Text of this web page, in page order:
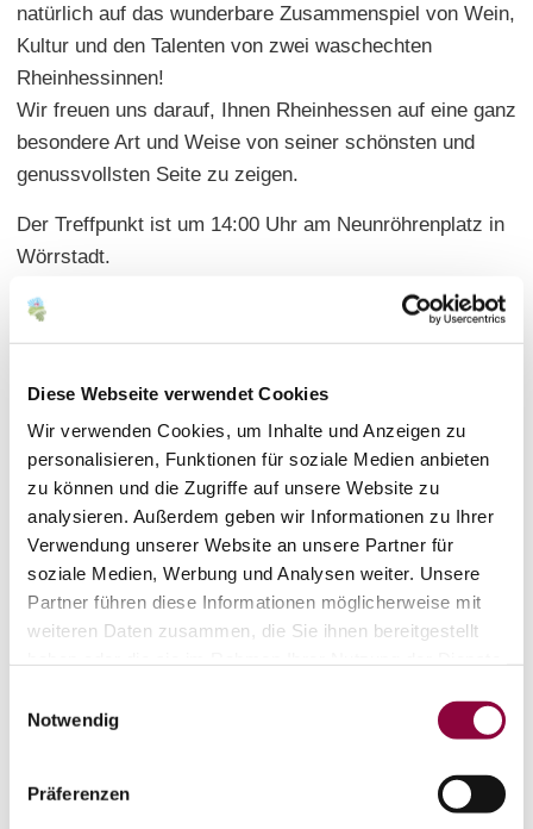
Diese Webseite verwendet Cookies
Wir verwenden Cookies, um Inhalte und Anzeigen zu
personalisieren, Funktionen für soziale Medien anbieten
zu können und die Zugriffe auf unsere Website zu
analysieren. Außerdem geben wir Informationen zu Ihrer
Verwendung unserer Website an unsere Partner für
soziale Medien, Werbung und Analysen weiter. Unsere
Partner führen diese Informationen möglicherweise mit
weiteren Daten zusammen, die Sie ihnen bereitgestellt
Notwendig
Präferenzen
natürlich auf das wunderbare Zusammenspiel von Wein,
Kultur und den Talenten von zwei waschechten
Rheinhessinnen!
Wir freuen uns darauf, Ihnen Rheinhessen auf eine ganz
besondere Art und Weise von seiner schönsten und
genussvollsten Seite zu zeigen.
Der Treffpunkt ist um 14:00 Uhr am Neunröhrenplatz in
Wörrstadt.
Die Kostümführung findet ab 6 Personen statt und
kostet 25,00€ pro Person incl. 4er Weinprobe.
0151-41272928 und angelika.friedrich@kwb-